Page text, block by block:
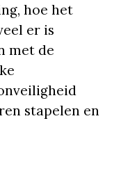
hoe het
er is
met de
stapelen en